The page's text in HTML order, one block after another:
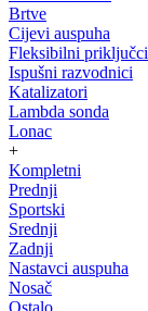
Brtve
Cijevi auspuha
Fleksibilni priključci
Ispušni razvodnici
Katalizatori
Lambda sonda
Lonac
+
Kompletni
Prednji
Sportski
Srednji
Zadnji
Nastavci auspuha
Nosač
Ostalo